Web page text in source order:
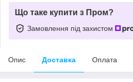
Що таке купити з Пром?
Замовлення під захистом
Опис Доставка Оплата